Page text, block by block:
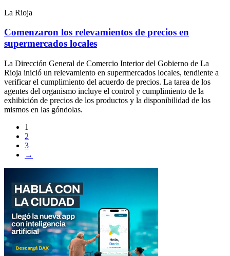
La Rioja
Comenzaron los relevamientos de precios en
supermercados locales
La Dirección General de Comercio Interior del Gobierno de La
Rioja inició un relevamiento en supermercados locales, tendiente a
verificar el cumplimiento del acuerdo de precios. La tarea de los
agentes del organismo incluye el control y cumplimiento de la
exhibición de precios de los productos y la disponibilidad de los
mismos en las góndolas.
1
2
3
→